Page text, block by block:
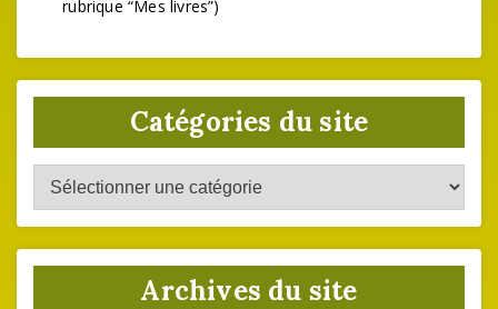
rubrique “Mes livres”)
Catégories du site
Catégories
du
site
Archives du site